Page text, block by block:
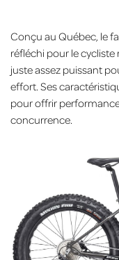
Conçu au Québec, le
réfléchi pour le cycliste
juste assez puissant
effort. Ses
pour offrir
concurrence.